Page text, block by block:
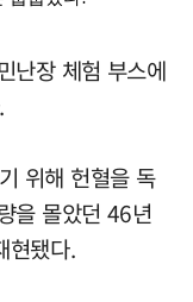
난장 체험 부스에
위해 헌혈을 독
을 몰았던 46년
현됐다.